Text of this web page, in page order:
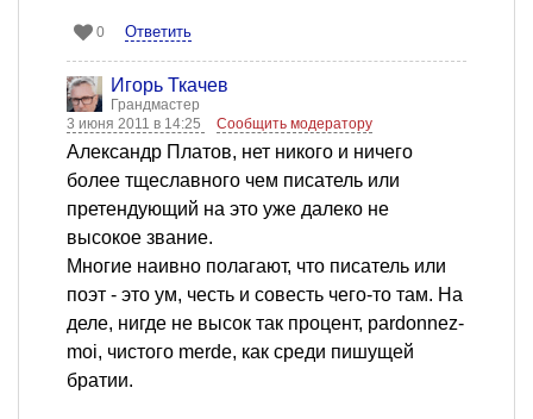
0 Ответить
Игорь Ткачев
Грандмастер
3 июня 2011 в 14:25
Сообщить модератору
Александр Платов, нет никого и ничего
более тщеславного чем писатель или
претендующий на это уже далеко не
высокое звание.
Многие наивно полагают, что писатель или
поэт - это ум, честь и совесть чего-то там. На
деле, нигде не высок так процент, pardonnez-
moi, чистого merde, как среди пишущей
братии.